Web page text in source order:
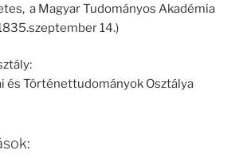
a Magyar Tudományos Akadémia
14.)
és Történettudományok Osztálya